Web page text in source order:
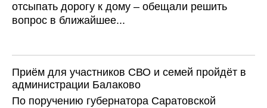
отсыпать дорогу к дому – обещали решить
вопрос в ближайшее...
Приём для участников СВО и семей пройдёт в
администрации Балаково
По поручению губернатора Саратовской